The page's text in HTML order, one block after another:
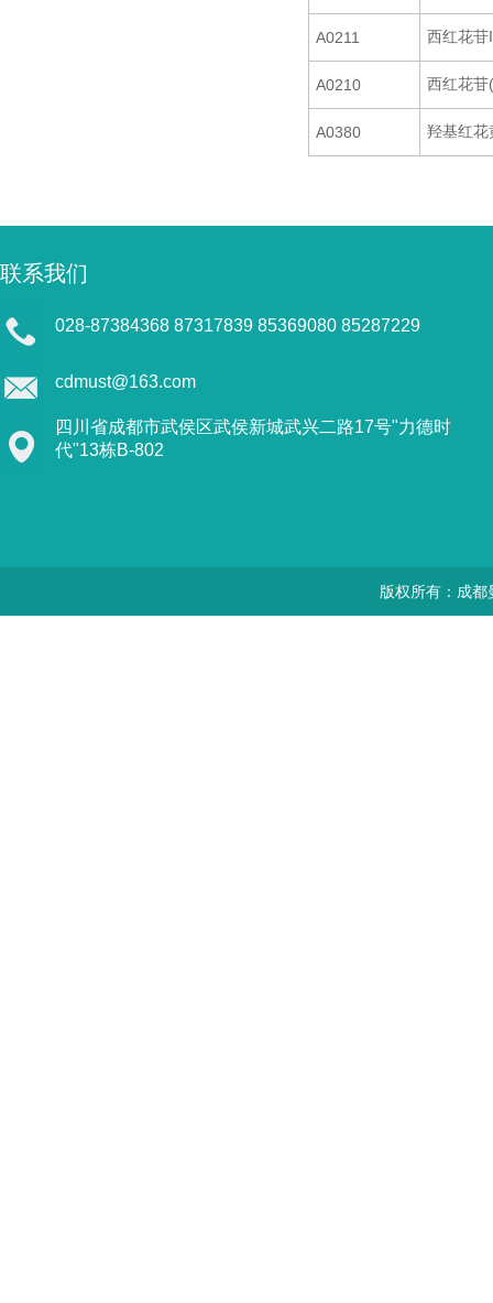
A0211 西红花苷I
A0210 西红花苷
A0380 羟基红花
联系我们
028-87384368 87317839 85369080 85287229
cdmust@163.com
四川省成都市武侯区武侯新城武兴二路17号"力德时
代"13栋B-802
版权所有：成